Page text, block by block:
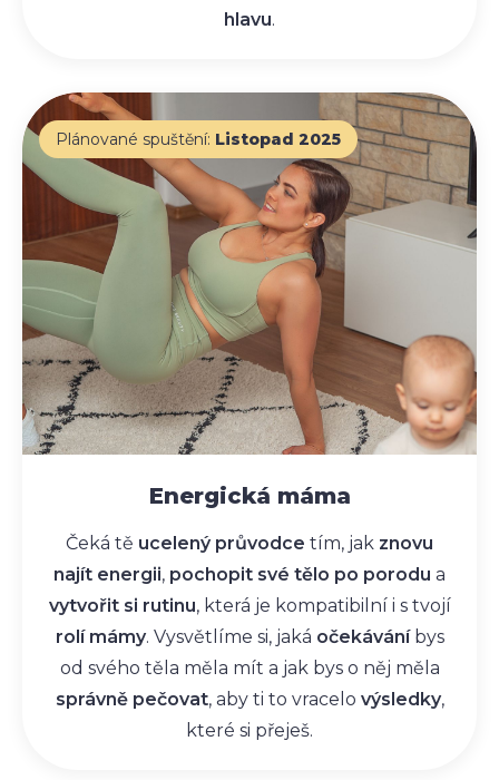
hlavu.
Plánované spuštění: Listopad 2025
Energická máma
Čeká tě ucelený průvodce tím, jak znovu
najít energii, pochopit své tělo po porodu a
vytvořit si rutinu, která je kompatibilní i s tvojí
rolí mámy. Vysvětlíme si, jaká očekáváníbys
od svého těla měla mít a jak bys o něj měla
správně pečovat, aby ti to vracelo výsledky,
které si přeješ.